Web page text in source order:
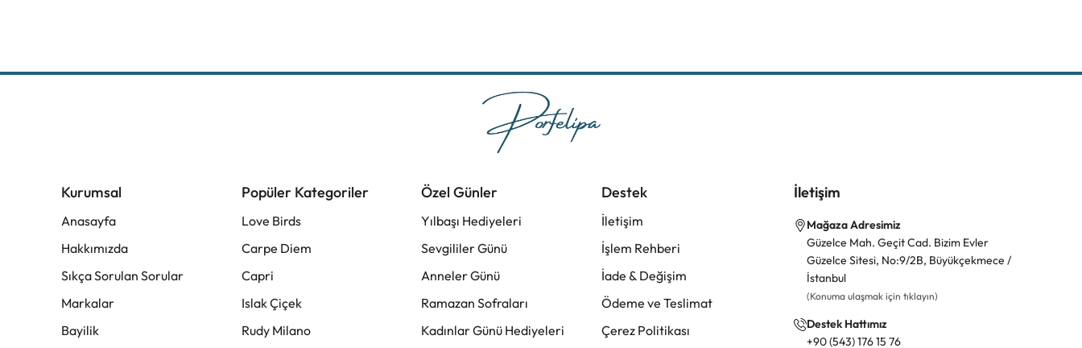
Kurumsal
Anasayfa
Hakkımızda
Sıkça Sorulan Sorular
Markalar
Bayilik
Popüler Kategoriler
Love Birds
Carpe Diem
Capri
Islak Çiçek
Rudy Milano
Özel Günler
Yılbaşı Hediyeleri
Sevgililer Günü
Anneler Günü
Ramazan Sofraları
Kadınlar Günü Hediyeleri
Destek
İletişim
İşlem Rehberi
İade & Değişim
Ödeme ve Teslimat
Çerez Politikası
İletişim
Mağaza Adresimiz
Güzelce Mah. Geçit Cad. Bizim Evler
Güzelce Sitesi, No:9/2B, Büyükçekmece /
İstanbul
(Konuma ulaşmak için tıklayın)
Destek Hattımız
+90 (543) 176 15 76